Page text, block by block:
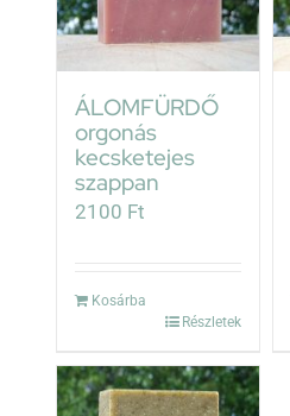
ÁLOMFÜRDŐ
orgonás
kecsketejes
szappan
2100 Ft
Kosárba
Részletek